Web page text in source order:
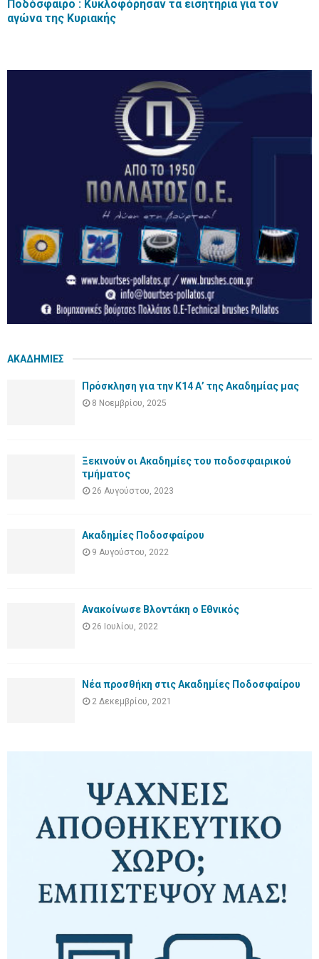
Ποδόσφαιρο : Κυκλοφόρησαν τα εισητήρια για τον
αγώνα της Κυριακής
ΑΚΑΔΗΜΙΕΣ
Πρόσκληση για την Κ14 Α’ της Ακαδημίας μας
8 Νοεμβρίου, 2025
Ξεκινούν οι Ακαδημίες του ποδοσφαιρικού
τμήματος
26 Αυγούστου, 2023
Ακαδημίες Ποδοσφαίρου
9 Αυγούστου, 2022
Ανακοίνωσε Βλοντάκη ο Εθνικός
26 Ιουλίου, 2022
Νέα προσθήκη στις Ακαδημίες Ποδοσφαίρου
2 Δεκεμβρίου, 2021